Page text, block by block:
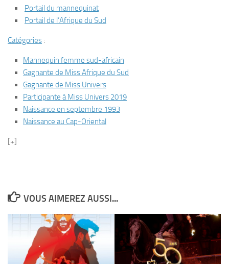
Portail du mannequinat
Portail de l’Afrique du Sud
Catégories :
Mannequin femme sud-africain
Gagnante de Miss Afrique du Sud
Gagnante de Miss Univers
Participante à Miss Univers 2019
Naissance en septembre 1993
Naissance au Cap-Oriental
[+]
VOUS AIMEREZ AUSSI...